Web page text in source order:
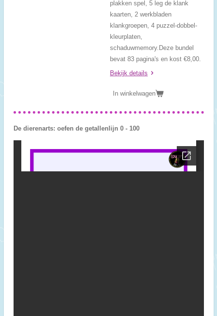
plakken spel, 5 leg de klank
kaarten, 2 werkbladen
klankgroepen, 4 puzzel-dobbel-
kleurplaten,
schaduwmemory. Deze bundel
bevat 83 pagina's en kost €8,00.
Bekijk details
In winkelwagen
De dierenarts: oefen de getallenlijn 0 - 100